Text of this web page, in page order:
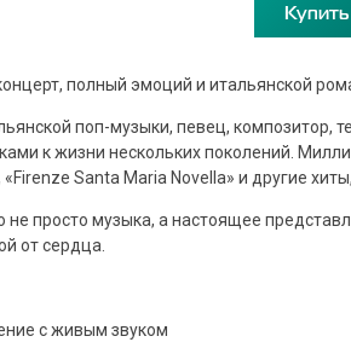
Купить
полный эмоций и итальянской
поп-музыки, певец, композитор,
к жизни нескольких поколений.
Santa Maria Novella» и другие
не просто музыка, а настоящее
от сердца.
с живым звуком